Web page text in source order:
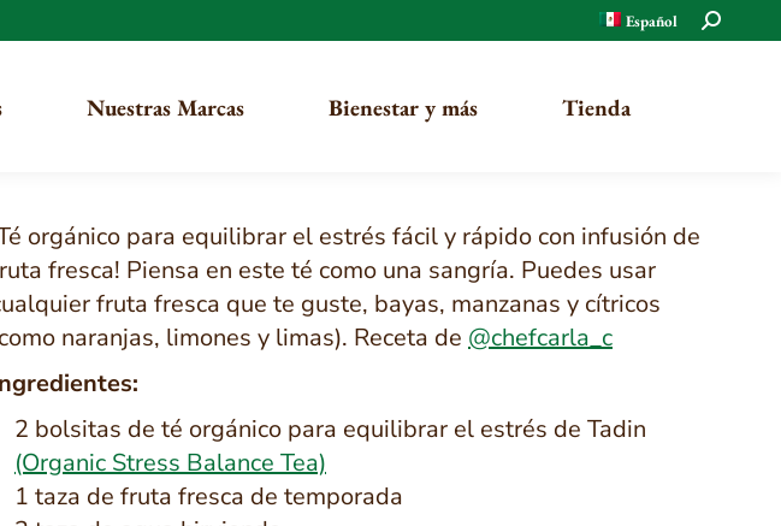
Español Buscar:
Nuestras Marcas Bienestar y más Tienda
Orgánico
Tradicional
orgánico para equilibrar el estrés fácil y rápido con infusión de
fresca! Piensa en este té como una sangría. Puedes usar
fruta fresca que te guste, bayas, manzanas y cítricos
naranjas, limones y limas). Receta de @chefcarla_c
2 bolsitas de té orgánico para equilibrar el estrés de Tadin
(Organic Stress Balance Tea)
1 taza de fruta fresca de temporada